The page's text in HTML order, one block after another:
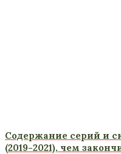
Содержание серий и
(2019-2021), чем